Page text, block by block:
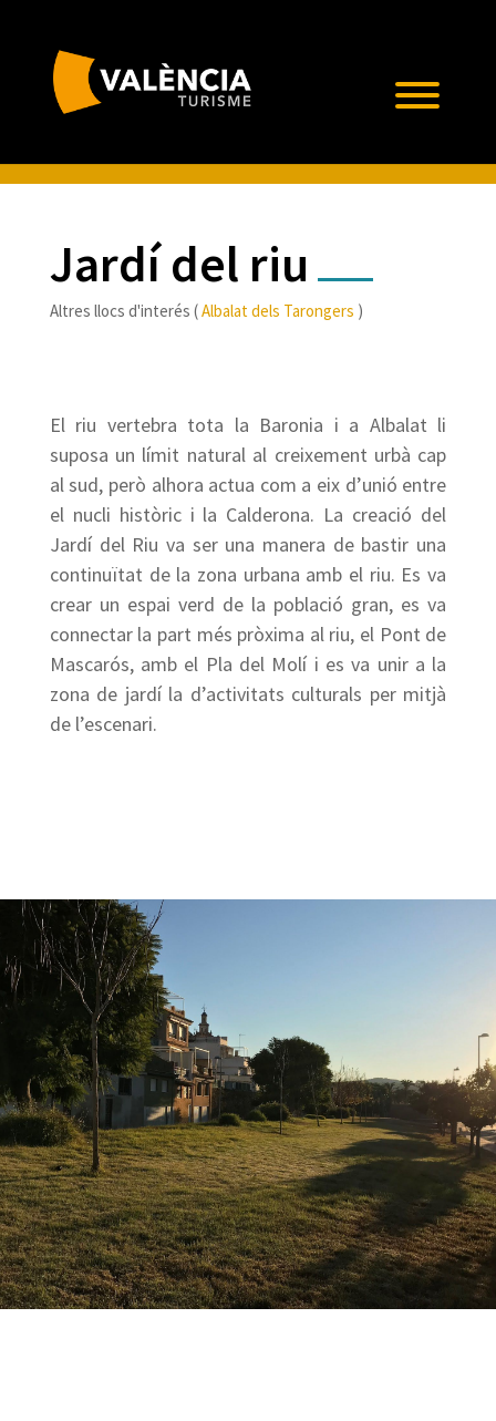
Jardí del riu
Altres llocs d'interés (Albalat dels Tarongers )
El riu vertebra tota la Baronia i a Albalat li
suposa un límit natural al creixement urbà cap
al sud, però alhora actua com a eix d’unió entre
el nucli històric i la Calderona. La creació del
Jardí del Riu va ser una manera de bastir una
continuïtat de la zona urbana amb el riu. Es va
crear un espai verd de la població gran, es va
connectar la part més pròxima al riu, el Pont de
Mascarós, amb el Pla del Molí i es va unir a la
zona de jardí la d’activitats culturals per mitjà
de l’escenari.